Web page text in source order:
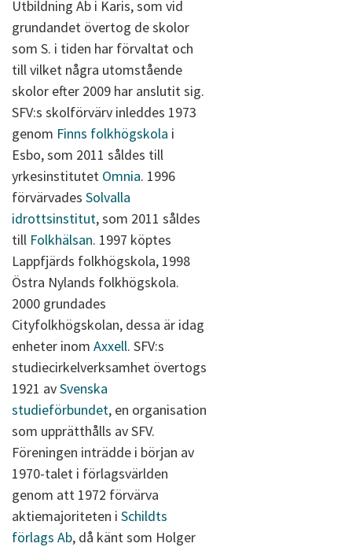
Utbildning Ab i Karis, som vid
grundandet övertog de skolor
som S. i tiden har förvaltat och
till vilket några utomstående
skolor efter 2009 har anslutit sig.
SFV:s skolförvärv inleddes 1973
genom Finns folkhögskola i
Esbo, som 2011 såldes till
yrkesinstitutet Omnia. 1996
förvärvades Solvalla
idrottsinstitut, som 2011 såldes
till Folkhälsan. 1997 köptes
Lappfjärds folkhögskola, 1998
Östra Nylands folkhögskola.
2000 grundades
Cityfolkhögskolan, dessa är idag
enheter inom Axxell. SFV:s
studiecirkelverksamhet övertogs
1921 avSvenska
studieförbundet, en organisation
som upprätthålls av SFV.
Föreningen inträdde i början av
1970-talet i förlagsvärlden
genom att 1972 förvärva
aktiemajoriteten i Schildts
förlags Ab, då känt som Holger